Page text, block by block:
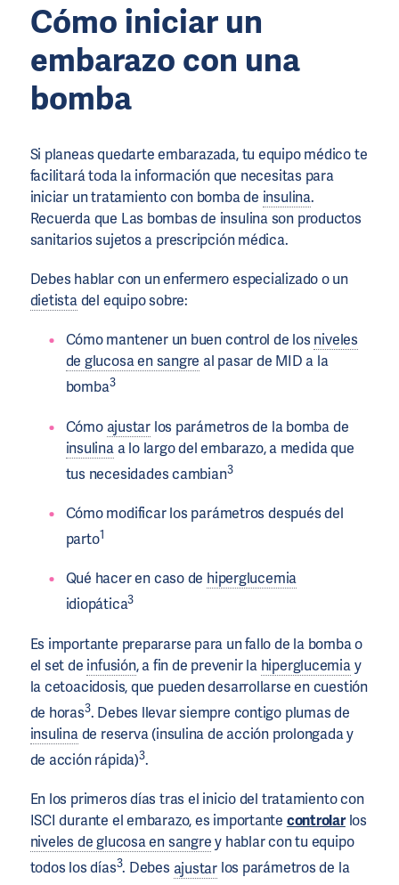
Cómo iniciar un
embarazo con una
bomba
Si planeas quedarte embarazada, tu equipo médico te
facilitará toda la información que necesitas para
iniciar un tratamiento con bomba de insulina.
Recuerda que Las bombas de insulina son productos
sanitarios sujetos a prescripción médica.
Debes hablar con un enfermero especializado o un
dietistadel equipo sobre:
Cómo mantener un buen control de los niveles
de glucosa en sangre al pasar de MID a la
bomba3
Cómo ajustarlos parámetros de la bomba de
insulinaa lo largo del embarazo, a medida que
tus necesidades cambian3
Cómo modificar los parámetros después del
parto1
Qué hacer en caso de hiperglucemia
idiopática3
Es importante prepararse para un fallo de la bomba o
el set de infusión, a fin de prevenir la hiperglucemiay
la cetoacidosis, que pueden desarrollarse en cuestión
de horas3. Debes llevar siempre contigo plumas de
insulinade reserva (insulina de acción prolongada y
de acción rápida)3.
En los primeros días tras el inicio del tratamiento con
ISCI durante el embarazo, es importante controlarlos
niveles de glucosa en sangrey hablar con tu equipo
todos los días3. Debes ajustar los parámetros de la